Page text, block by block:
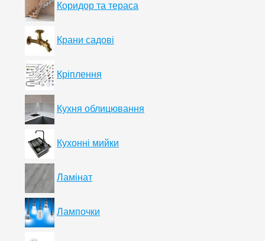
Коридор та тераса
Крани садові
Кріплення
Кухня облицювання
Кухонні мийки
Ламінат
Лампочки